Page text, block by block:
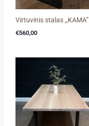
Virtuvinis stalas ,,KAMA”
€560,00